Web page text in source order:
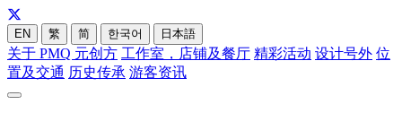
EN 繁 简 한국어 日本語
关于 PMQ 元创方 工作室，店铺及餐厅 精彩活动 设计号外 位
置及交通 历史传承 游客资讯